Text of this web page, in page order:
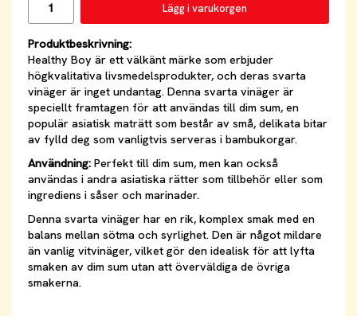
Lägg i varukorgen
Produktbeskrivning:
Healthy Boy är ett välkänt märke som erbjuder
högkvalitativa livsmedelsprodukter, och deras svarta
vinäger är inget undantag. Denna svarta vinäger är
speciellt framtagen för att användas till dim sum, en
populär asiatisk maträtt som består av små, delikata bitar
av fylld deg som vanligtvis serveras i bambukorgar.
Användning: Perfekt till dim sum, men kan också
användas i andra asiatiska rätter som tillbehör eller som
ingrediens i såser och marinader.
Denna svarta vinäger har en rik, komplex smak med en
balans mellan sötma och syrlighet. Den är något mildare
än vanlig vitvinäger, vilket gör den idealisk för att lyfta
smaken av dim sum utan att överväldiga de övriga
smakerna.